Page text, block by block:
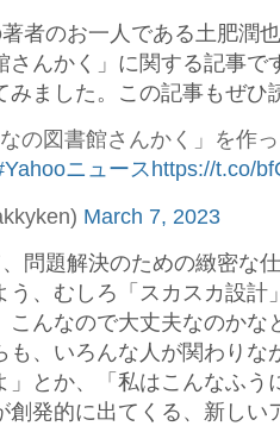
者のお一人である土肥潤
さんかく」に関する記事で
みました。この記事もぜひ
の図書館さんかく」を作
ニュース https://t.co/
March 7, 2023
問題解決のための緻密な
う、むしろ「スカスカ設計
こんなので大丈夫なのかな
も、いろんな人が関わりな
」とか、「私はこんなふう
創発的に出てくる、新しい